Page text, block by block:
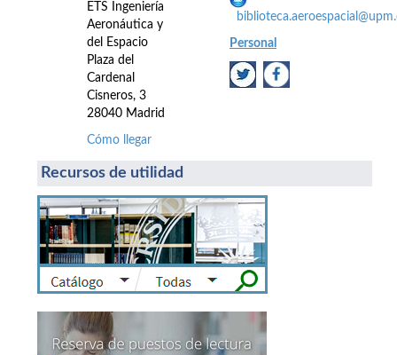
ETS Ingeniería
Aeronáutica y
del Espacio
Plaza del
Cardenal
Cisneros, 3
28040 Madrid
Cómo llegar
Personal
Recursos de utilidad